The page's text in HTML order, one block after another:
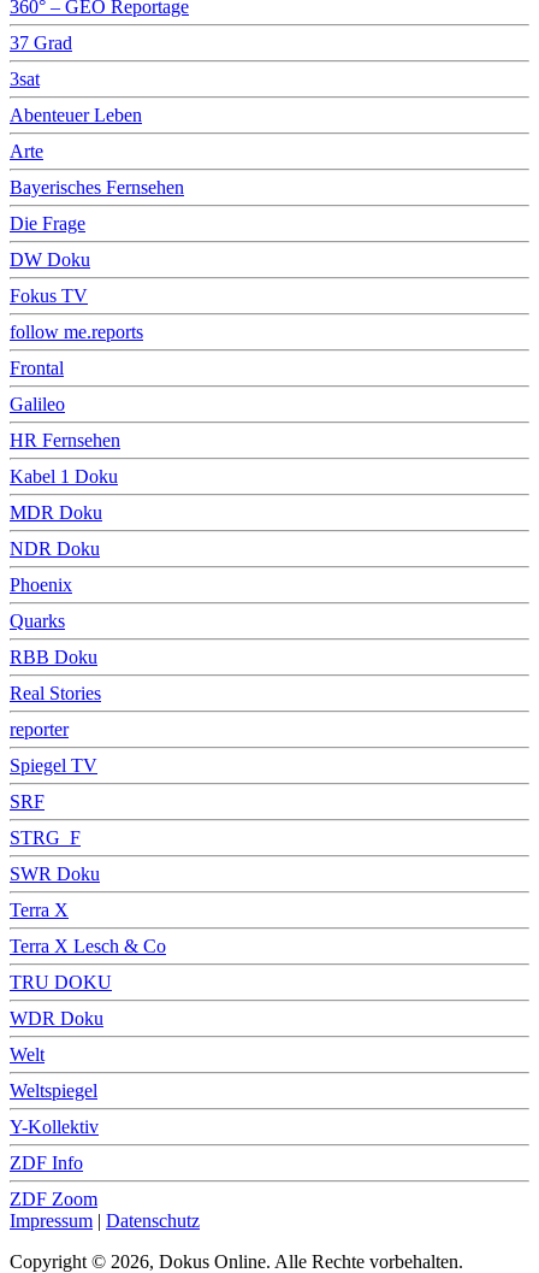
360° – GEO Reportage
37 Grad
3sat
Abenteuer Leben
Arte
Bayerisches Fernsehen
Die Frage
DW Doku
Fokus TV
follow me.reports
Frontal
Galileo
HR Fernsehen
Kabel 1 Doku
MDR Doku
NDR Doku
Phoenix
Quarks
RBB Doku
Real Stories
reporter
Spiegel TV
SRF
STRG_F
SWR Doku
Terra X
Terra X Lesch & Co
TRU DOKU
WDR Doku
Welt
Weltspiegel
Y-Kollektiv
ZDF Info
ZDF Zoom
Impressum | Datenschutz
Copyright © 2026, Dokus Online. Alle Rechte vorbehalten.